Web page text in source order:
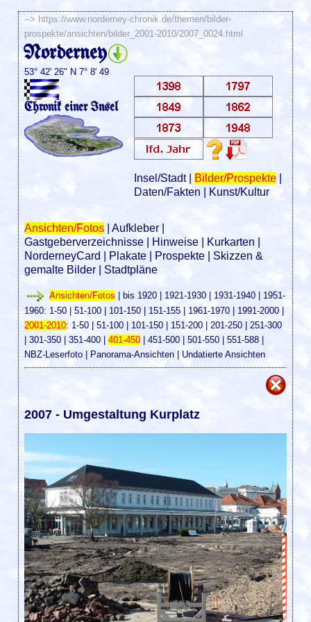
--> https://www.norderney-chronik.de/themen/bilder-
prospekte/ansichten/bilder_2001-2010/2007_0024.html
Norderney
53° 42' 26" N 7° 8' 49
Chronik einer Insel
Insel/Stadt| Bilder/Prospekte|
Daten/Fakten
Kunst/Kultur
Ansichten/Fotos |Aufkleber
Gastgeberverzeichnisse
Hinweise Kurkarten
NorderneyCard
Plakate Prospekte
Skizzen &
gemalte Bilder
Stadtpläne
Ansichten/Fotos bis 1920 1921-1930 1931-1940
1951-
1960: 1-50 |51-100 | 101-150 | 151-155 | 1961-1970 | 1991-2000 |
2001-2010: 1-50 |51-100 | 101-150 | 151-200 |201-250 |251-300
|301-350 |351-400 |401-450 |451-500 |501-550 |551-588 |
NBZ-Leserfoto | Panorama-Ansichten | Undatierte Ansichten
2007 - Umgestaltung Kurplatz